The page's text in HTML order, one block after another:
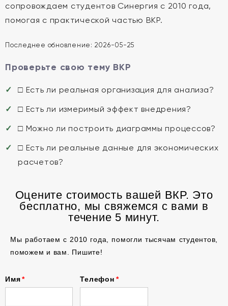
сопровождаем студентов Синергия с 2010 года,
помогая с практической частью ВКР.
Последнее обновление: 2026-05-25
Проверьте свою тему ВКР
□ Есть ли реальная организация для анализа?
□ Есть ли измеримый эффект внедрения?
□ Можно ли построить диаграммы процессов?
□ Есть ли реальные данные для экономических
расчетов?
Оцените стоимость вашей ВКР. Это
бесплатно, мы свяжемся с вами в
течение 5 минут.
Мы работаем с 2010 года, помогли тысячам студентов,
поможем и вам. Пишите!
Имя Телефон